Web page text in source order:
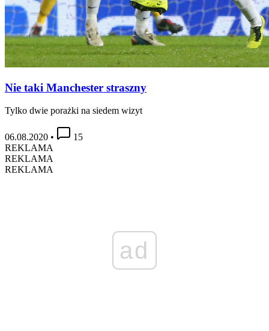
Nie taki Manchester straszny
Tylko dwie porażki na siedem wizyt
06.08.2020 •
15
REKLAMA
REKLAMA
REKLAMA
ad